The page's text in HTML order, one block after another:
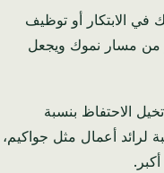
في الابتكار أو توظيف
الضريبية. هذا يحد بشكل كبير من مسار نموك ويجعل
الاحتفاظ بنسبة
لرائد أعمال مثل جواكيم،